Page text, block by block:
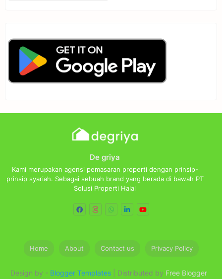
De griya
Kami merupakan agensi pemasaran properti dengan prinsip-
prinsip syariah. Sebagai sebuah brand yang berada di bawah PT
Solusi Properti Halal
Design by - Blogger Templates | Distributed by Free Blogger
Home About Contact us Privacy Policy